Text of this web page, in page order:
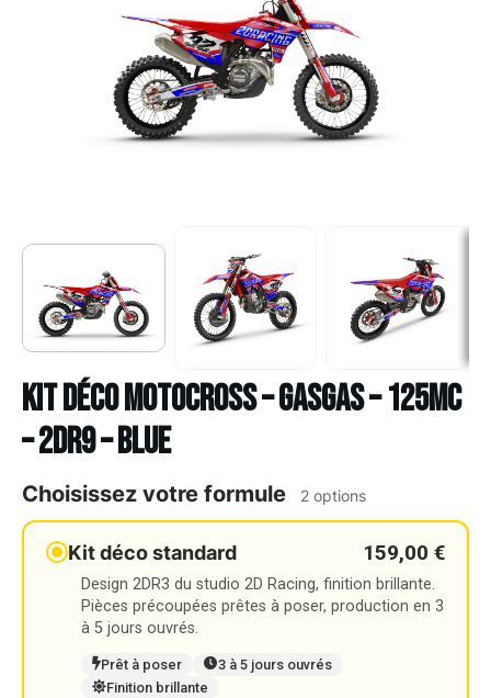
Kit déco Motocross – GASGAS – 125MC
– 2DR9 – BLUE
Choisissez votre formule 2 options
Kit déco standard 159,00 €
Design 2DR3 du studio 2D Racing, finition brillante.
Pièces précoupées prêtes à poser, production en 3
à 5 jours ouvrés.
Prêt à poser
3 à 5 jours ouvrés
Finition brillante